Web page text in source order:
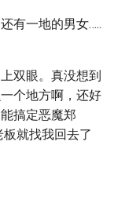
有一地的男女…..
双眼。真没想到
个地方啊，还好
搞定恶魔郑
就找我回去了